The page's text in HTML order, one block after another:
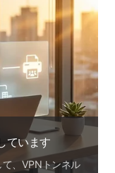
ています
、VPNトンネル